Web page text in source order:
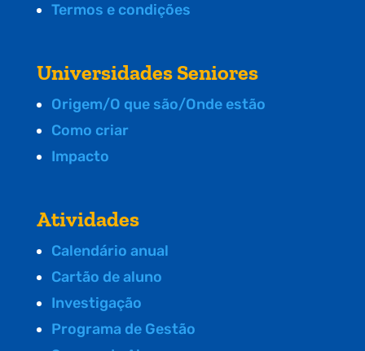
Termos e condições
Universidades Seniores
Origem/O que são/Onde estão
Como criar
Impacto
Atividades
Calendário anual
Cartão de aluno
Investigação
Programa de Gestão